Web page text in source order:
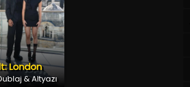
London
& Altyazı